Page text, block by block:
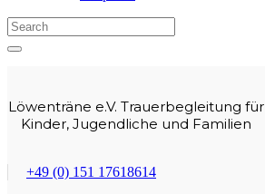
Löwenträne e.V. Trauerbegleitung für
Kinder, Jugendliche und Familien
+49 (0) 151 17618614